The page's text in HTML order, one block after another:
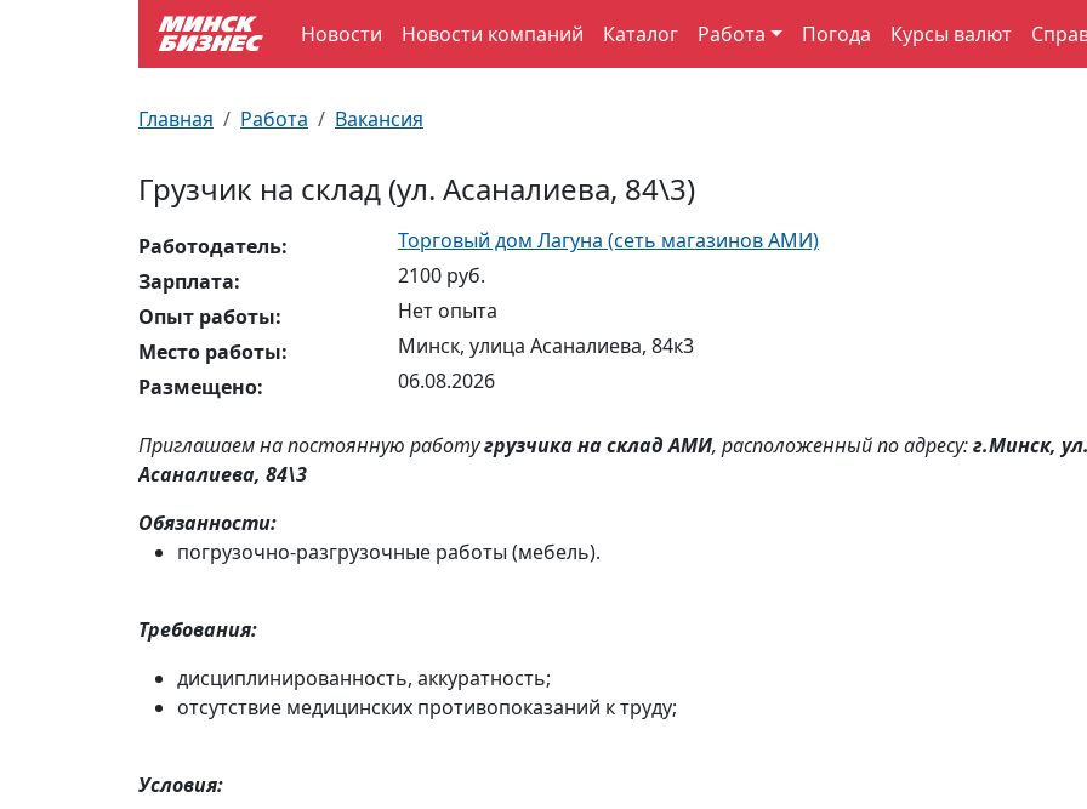
Новости Новости компаний Каталог Работа Погода Курсы валют
Главная Работа Вакансия
Грузчик на склад (ул. Асаналиева, 84\3)
Работодатель:
Торговый дом Лагуна (сеть магазинов АМИ)
Зарплата:
2100 руб.
Опыт работы:
Нет опыта
Место работы:
Минск, улица Асаналиева, 84к3
Размещено:
06.08.2026
Приглашаем на постоянную работугрузчика на склад АМИ, расположенный по адресу:г.Минск,
Асаналиева, 84\3
Обязанности:
погрузочно-разгрузочные работы (мебель).
Требования:
дисциплинированность, аккуратность;
отсутствие медицинских противопоказаний к труду;
Условия:
Улицы Минска
Производственный календарь
Документы для ЗАГСа
Пробки на дорогах